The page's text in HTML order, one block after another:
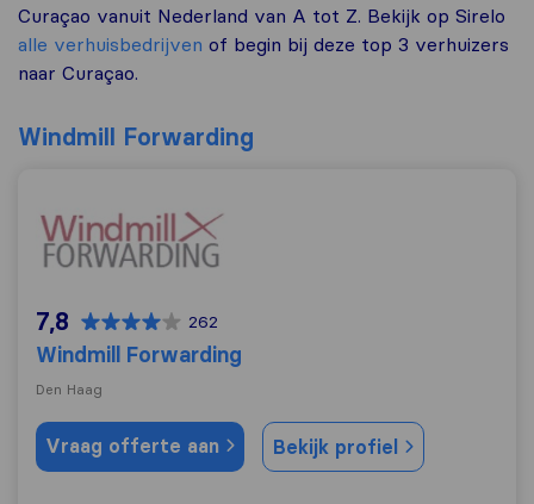
Curaçao vanuit Nederland van A tot Z. Bekijk op Sirelo
alle verhuisbedrijven of begin bij deze top 3 verhuizers
naar Curaçao.
Windmill Forwarding
7,8 262
Windmill Forwarding
Den Haag
Vraag offerte aan Bekijk profiel